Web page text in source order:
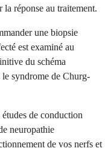
réponse au traitement.
une biopsie
est examiné au
du schéma
syndrome de Churg-
de conduction
neuropathie
de vos nerfs et